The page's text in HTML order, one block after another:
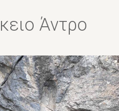
Άντρο